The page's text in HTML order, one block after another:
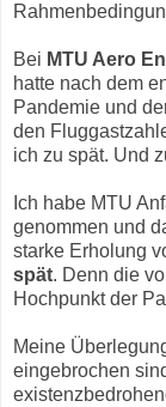
Bei MTU Aero
hatte nach dem
Pandemie und
den
ich zu spät. Und
Ich habe MTU
genommen und
starke Erholung
spät. Denn die
Hochpunkt der
Meine
eingebrochen